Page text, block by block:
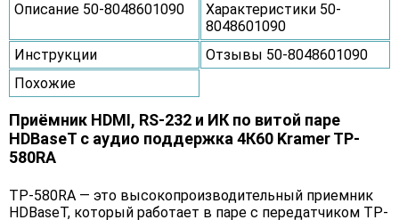
Описание 50-8048601090
Характеристики 50-
8048601090
Инструкции
Отзывы 50-8048601090
Похожие
Приёмник HDMI, RS-232 и ИК по витой паре
HDBaseT с аудио поддержка 4К60 Kramer TP-
580RA
TP-580RA — это высокопроизводительный приемник
HDBaseT, который работает в паре с передатчиком TP-